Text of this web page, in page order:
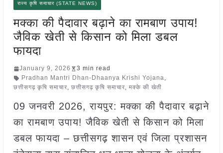
राज्य कृषि समाचार (STATE NEWS)
मक्का की पैदावार बढ़ाने का रामबाण उपाय!
जैविक खेती से किसान को मिला डबल
फायदा
January 9, 2026
3 min read
Pradhan Mantri Dhan-Dhaanya Krishi Yojana,
छत्तीसगढ़ कृषि समाचार, छत्तीसगढ़ कृषि समाचार, मक्के की खेती
09 जनवरी 2026, रायपुर: मक्का की पैदावार बढ़ाने
का रामबाण उपाय! जैविक खेती से किसान को मिला
डबल फायदा – छत्तीसगढ़ शासन एवं जिला प्रशासन